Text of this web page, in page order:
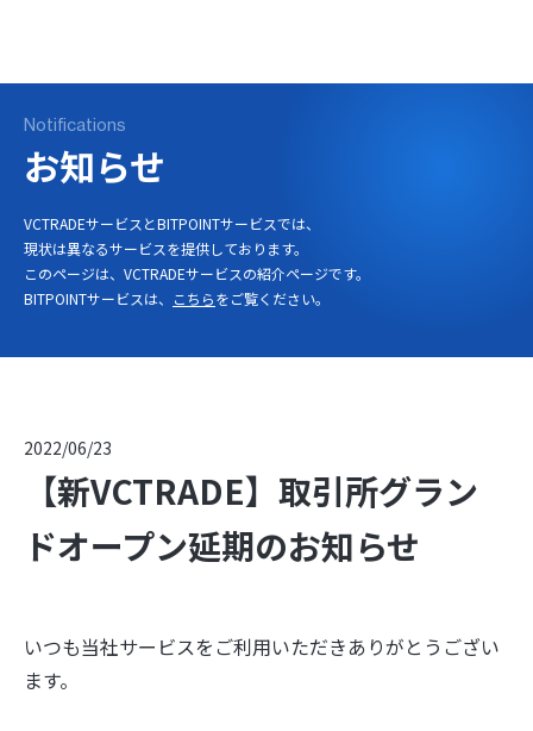
Notifications
お知らせ
VCTRADEサービスとBITPOINTサービスでは、
現状は異なるサービスを提供しております。
このページは、VCTRADEサービスの紹介ページです。
BITPOINTサービスは、
こちらをご覧ください。
2022/06/23
【新VCTRADE】取引所グラン
ドオープン延期のお知らせ
いつも当社サービスをご利用いただきありがとうござい
ます。